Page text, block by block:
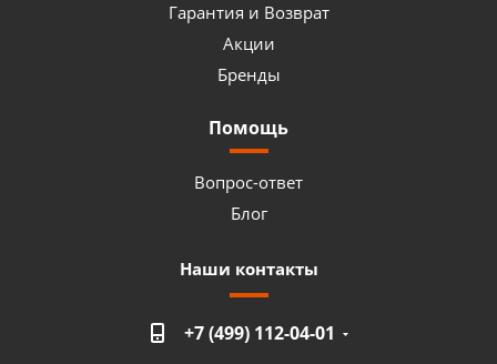
Гарантия и Возврат
Акции
Бренды
Помощь
Вопрос-ответ
Блог
Наши контакты
+7 (499) 112-04-01